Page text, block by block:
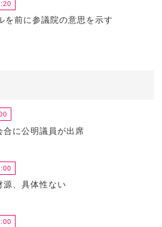
を前に参議院の意思を示す
合に公明議員が出席
源、具体性ない